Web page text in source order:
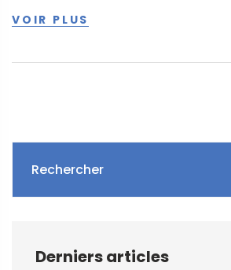
VOIR PLUS
Rechercher
Derniers articles